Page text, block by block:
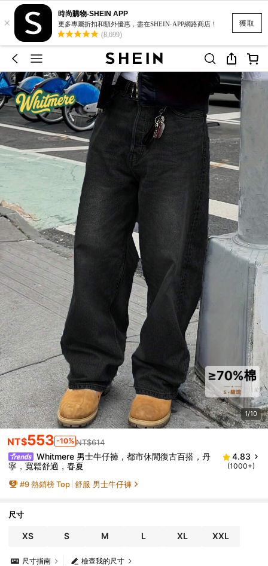
獲取
×
時尚購物-SHEIN APP
更多專屬折扣和額外優惠，盡在SHEIN·APP網路商店！
(8,699)
1/10
NT$553 -10% NT$614
Whitmere 男士牛仔褲，都市休閒復古百搭，丹
寧，寬鬆舒適，春夏
4.83
(1000+)
#9 熱銷榜 Top 舒服 男士牛仔褲
尺寸
XS S M L XL XXL
檢查我的尺寸
尺寸指南